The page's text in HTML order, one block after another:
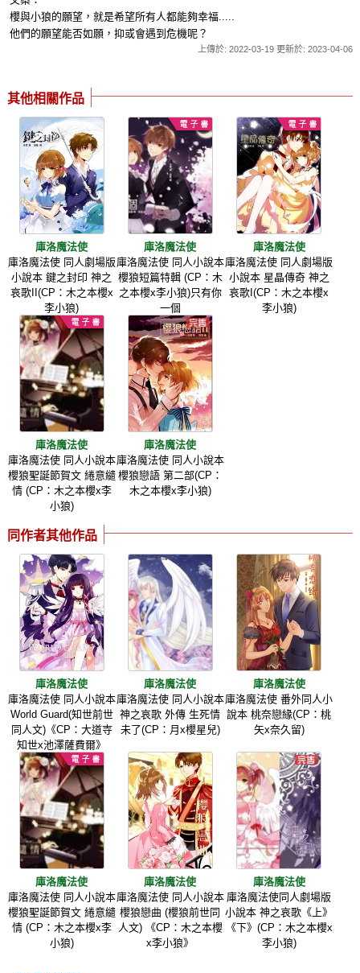
櫻與小狼的願望，就是希望所有人都能夠幸福.....
他們的願望能否如願，抑或會遇到危機呢？
上傳於: 2022-03-19 更新於: 2023-04-06
其他相關作品
庫洛魔法使
庫洛魔法使 同人劇場版
小說本 鍵之封印 神之
哀歌II(CP：木之本櫻x
李小狼)
庫洛魔法使
庫洛魔法使 同人小說本
櫻狼短篇特輯 (CP：木
之本櫻x李小狼)只有你
一個
庫洛魔法使
庫洛魔法使 同人劇場版
小說本 星晶傳奇 神之
哀歌I(CP：木之本櫻x
李小狼)
庫洛魔法使
庫洛魔法使 同人小說本
櫻狼聖誕節賀文 綣意繾
情 (CP：木之本櫻x李
小狼)
庫洛魔法使
庫洛魔法使 同人小說本
櫻狼戀語 第二部(CP：
木之本櫻x李小狼)
同作者其他作品
庫洛魔法使
庫洛魔法使 同人小說本
World Guard(知世前世
同人文)《CP：大道寺
知世x池澤薩費爾》
庫洛魔法使
庫洛魔法使 同人小說本
神之哀歌 外傳 生死情
未了(CP：月x櫻星兒)
庫洛魔法使
庫洛魔法使 番外同人小
說本 桃奈戀緣(CP：桃
矢x奈久留)
庫洛魔法使
庫洛魔法使 同人小說本
櫻狼聖誕節賀文 綣意繾
情 (CP：木之本櫻x李
小狼)
庫洛魔法使
庫洛魔法使 同人小說本
櫻狼戀曲 (櫻狼前世同
人文) 《CP：木之本櫻
x李小狼》
庫洛魔法使
庫洛魔法使同人劇場版
小說本 神之哀歌《上》
《下》(CP：木之本櫻x
李小狼)